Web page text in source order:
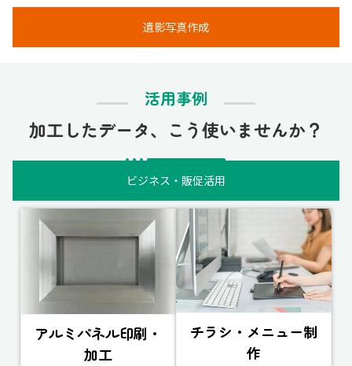
遺影写真作成
活用事例
加工したデータ、こう使いませんか？
ビジネス・販促活用
アルミパネル印刷・
加工
チラシ・メニュー制
作